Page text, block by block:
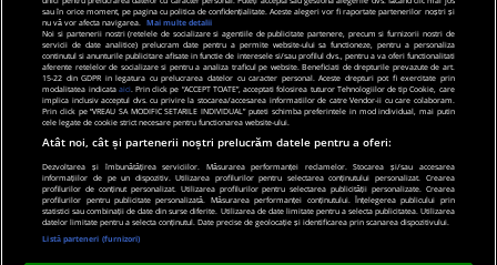
© 2019 PRO TV S.R.L |Politica de Cookie|Politica
de confidentialitate
sau în orice moment, pe pagina cu politica de confidențialitate. Aceste alegeri vor fi raportate partenerilor noștri și
nu vă vor afecta navigarea.
Mai multe detalii
Noi si partenerii nostri (retelele de socializare si agentiile de publicitate partenere, precum si furnizorii nostri de
servicii de date analitice) prelucram date pentru a permite website-ului sa functioneze, pentru a personaliza
continutul si anunturile publicitare afisate in functie de interesele si/sau profilul dvs., pentru a va oferi functionalitati
aferente retelelor de socializare si pentru a analiza traficul pe website. Beneficiati de drepturile prevazute de art.
15-22 din GDPR in legatura cu prelucrarea datelor cu caracter personal. Aceste drepturi pot fi exercitate prin
modalitatea indicata aici. Prin click pe “ACCEPT TOATE”, acceptati folosirea tuturor Tehnologiilor de tip Cookie, care
implica inclusiv acceptul dvs. cu privire la stocarea/accesarea informatiilor de catre Vendor-ii cu care colaboram.
Prin click pe “VREAU SA MODIFIC SETARILE INDIVIDUAL” puteti schimba preferintele in mod individual, mai putin
cele legate de cookie strict necesare pentru functionarea website-ului.
Atât noi, cât și partenerii noștri prelucrăm datele pentru a oferi:
Dezvoltarea și îmbunătățirea serviciilor. Măsurarea performanței reclamelor. Stocarea și/sau accesarea
informațiilor de pe un dispozitiv. Utilizarea profilurilor pentru selectarea conținutului personalizat. Crearea
profilurilor de conținut personalizat. Utilizarea profilurilor pentru selectarea publicității personalizate. Crearea
profilurilor pentru publicitate personalizată. Măsurarea performanței conținutului. Înțelegerea publicului prin
statistici sau combinații de date din surse diferite. Utilizarea de date limitate pentru a selecta publicitatea. Utilizarea
datelor limitate pentru a selecta conținutul. Date precise de geolocație și identificarea prin scanarea dispozitivului.
Listă parteneri (furnizori)